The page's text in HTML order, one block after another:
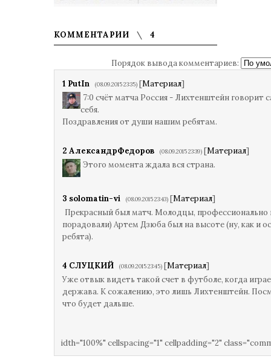
КОММЕНТАРИИ 4
Порядок вывода комментариев:
1 PutIn (08.09.2015 23:35) [Материал]
7:0 счёт матча Россия - Лихтенштейн говорит
себя.
Поздравления от души нашим ребятам.
2 АлександрФедоров (08.09.2015 23:39) [Материал]
Этого момента ждала вся страна.
3 solomatin-vi (08.09.2015 23:43) [Материал]
Прекрасный был матч. Молодцы, профессионально
порадовали) Артем Дзюба был на высоте (ну, как и
ребята).
4 СЛУЦКИЙ (08.09.2015 23:45) [Материал]
Уже отвык видеть такой счет в футболе, когда
держава. К сожалению, это лишь Лихтенштейн.
что будет дальше.
idth="100%" cellspacing="1" cellpadding="2"